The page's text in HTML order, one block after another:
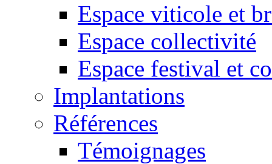
Espace viticole et
Espace collectivité
Espace festival et
Implantations
Références
Témoignages